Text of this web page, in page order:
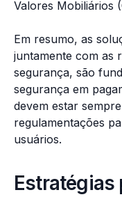
Valores Mobiliários
Em resumo, as
juntamente com as
segurança, são
segurança em
devem estar
regulamentações
usuários.
Estratégias